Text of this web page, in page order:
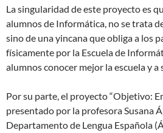
La singularidad de este proyecto es
alumnos de Informática, no se trata
sino de una yincana que obliga a los
físicamente por la Escuela de
alumnos conocer mejor la escuela y a
Por su parte, el proyecto “Objetivo:
presentado por la profesora Susana
Departamento de Lengua Española